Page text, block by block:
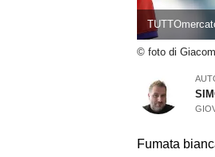
© foto di
Fumata